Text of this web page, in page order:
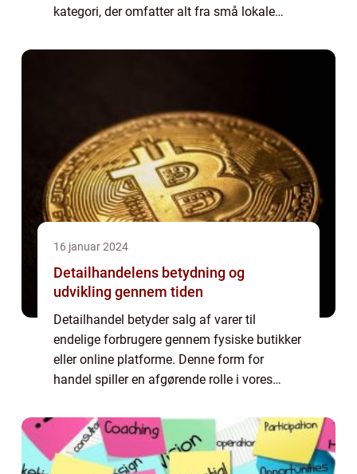
kategori, der omfatter alt fra små lokale
detailhandelsplatforme. Detail...
16 januar 2024
Detailhandelens betydning og
udvikling gennem tiden
Detailhandel betyder salg af varer til
endelige forbrugere gennem fysiske butikker
eller online platforme. Denne form for
handel spiller en afgørende rolle i vores
behovene hos både private og virksomheder.
I de...